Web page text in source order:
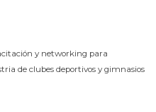
y networking para
de clubes deportivos y gimnasios